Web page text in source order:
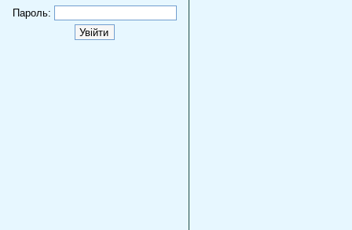
Пароль: